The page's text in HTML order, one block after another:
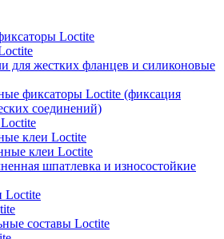
Loctite
для жестких фланцев и силиконовые
фиксаторы Loctite (фиксация
соединений)
клеи Loctite
клеи Loctite
шпатлевка и износостойкие
Loctite
составы Loctite